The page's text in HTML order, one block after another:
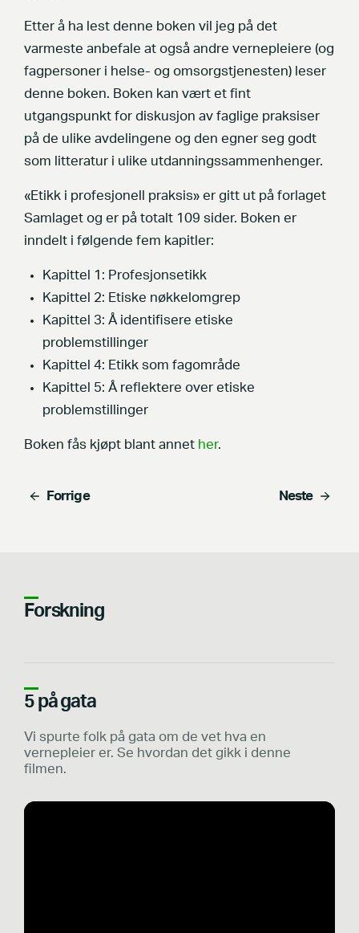
Etter å ha lest denne boken vil jeg på det
varmeste anbefale at også andre vernepleiere (og
fagpersoner i helse- og omsorgstjenesten) leser
denne boken. Boken kan vært et fint
utgangspunkt for diskusjon av faglige praksiser
på de ulike avdelingene og den egner seg godt
som litteratur i ulike utdanningssammenhenger.
«Etikk i profesjonell praksis» er gitt ut på forlaget
Samlaget og er på totalt 109 sider. Boken er
inndelt i følgende fem kapitler:
Kapittel 1: Profesjonsetikk
Kapittel 2: Etiske nøkkelomgrep
Kapittel 3: Å identifisere etiske
problemstillinger
Kapittel 4: Etikk som fagområde
Kapittel 5: Å reflektere over etiske
problemstillinger
Boken fås kjøpt blant annet her.
Forrige Neste
Forskning
5 på gata
Vi spurte folk på gata om de vet hva en
vernepleier er. Se hvordan det gikk i denne
filmen.